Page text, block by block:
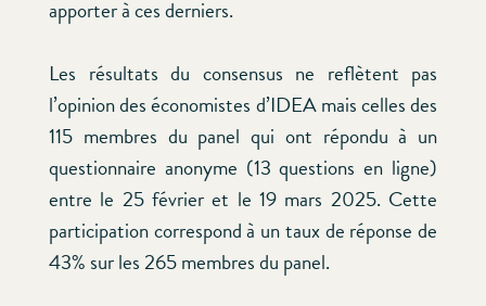
apporter à ces derniers.
Les résultats du consensus ne reflètent pas
l’opinion des économistes d’IDEA mais celles des
115 membres du panel qui ont répondu à un
questionnaire anonyme (13 questions en ligne)
entre le 25 février et le 19 mars 2025. Cette
participation correspond à un taux de réponse de
43% sur les 265 membres du panel.